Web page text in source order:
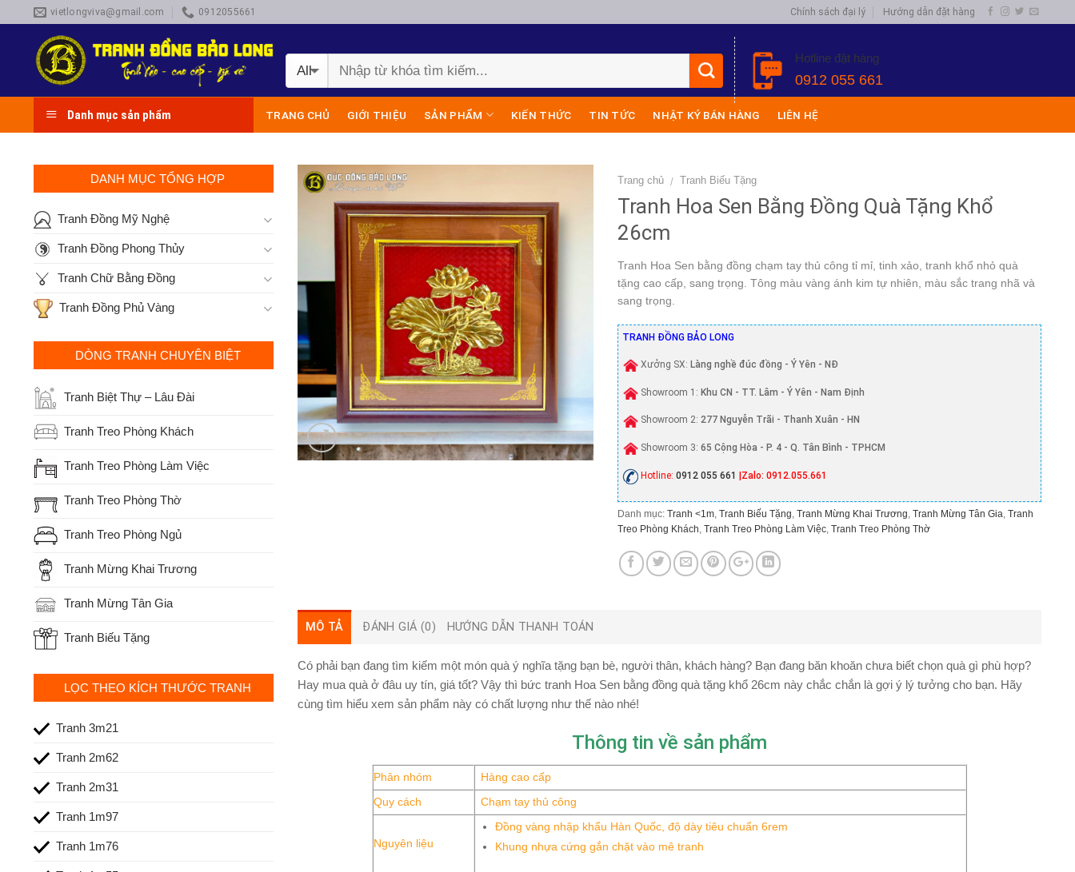
to
vietlongviva@gmail.com 0912055661 Chính sách đại lý Hướng dẫn đặt hàng
Hotline đặt hàng
0912 055 661
Danh mục sản phẩm TRANG CHỦ GIỚI THIỆU SẢN PHẨM KIẾN THỨC TIN TỨC NHẬT KÝ BÁN HÀNG LIÊN HỆ
Trang chủ / Tranh Biếu Tặng
Tranh Hoa Sen Bằng Đồng Quà Tặng Khổ
26cm
Tranh Hoa Sen bằng đồng chạm tay thủ công tỉ mỉ, tinh xảo, tranh khổ nhỏ quà
tặng cao cấp, sang trọng. Tông màu vàng ánh kim tự nhiên, màu sắc trang nhã và
sang trọng.
TRANH ĐỒNG BẢO LONG
Xưởng SX: Làng nghề đúc đồng - Ý Yên - NĐ
Showroom 1: Khu CN - TT. Lâm - Ý Yên - Nam Định
Showroom 2: 277 Nguyễn Trãi - Thanh Xuân - HN
Showroom 3: 65 Cộng Hòa - P. 4 - Q. Tân Bình - TPHCM
Hotline: 0912 055 661 |Zalo: 0912.055.661
Danh mục: Tranh <1m, Tranh Biếu Tặng, Tranh Mừng Khai Trương, Tranh Mừng Tân Gia, Tranh
Treo Phòng Khách, Tranh Treo Phòng Làm Việc, Tranh Treo Phòng Thờ
MÔ TẢ ĐÁNH GIÁ (0) HƯỚNG DẪN THANH TOÁN
Có phải bạn đang tìm kiếm một món quà ý nghĩa tặng bạn bè, người thân, khách hàng? Bạn đang băn khoăn chưa biết chọn quà gì phù hợp?
Hay mua quà ở đâu uy tín, giá tốt? Vậy thì bức tranh Hoa Sen bằng đồng quà tặng khổ 26cm này chắc chắn là gợi ý lý tưởng cho bạn. Hãy
cùng tìm hiểu xem sản phẩm này có chất lượng như thế nào nhé!
Thông tin về sản phẩm
Phân nhóm Hàng cao cấp
Quy cách Chạm tay thủ công
Nguyên liệu
Đồng vàng nhập khẩu Hàn Quốc, độ dày tiêu chuẩn 6rem
Khung nhựa cứng gắn chặt vào mê tranh
DANH MỤC TỔNG HỢP
Tranh Đồng Mỹ Nghệ
Tranh Đồng Phong Thủy
Tranh Chữ Bằng Đồng
Tranh Đồng Phủ Vàng
DÒNG TRANH CHUYÊN BIỆT
Tranh Biệt Thự – Lâu Đài
Tranh Treo Phòng Khách
Tranh Treo Phòng Làm Việc
Tranh Treo Phòng Thờ
Tranh Treo Phòng Ngủ
Tranh Mừng Khai Trương
Tranh Mừng Tân Gia
Tranh Biếu Tặng
LỌC THEO KÍCH THƯỚC TRANH
Tranh 3m21
Tranh 2m62
Tranh 2m31
Tranh 1m97
Tranh 1m76